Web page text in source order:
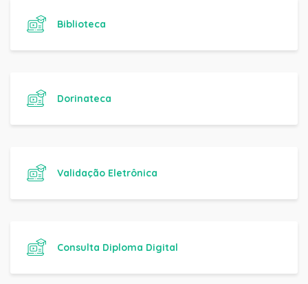
Biblioteca
Dorinateca
Validação Eletrônica
Consulta Diploma Digital